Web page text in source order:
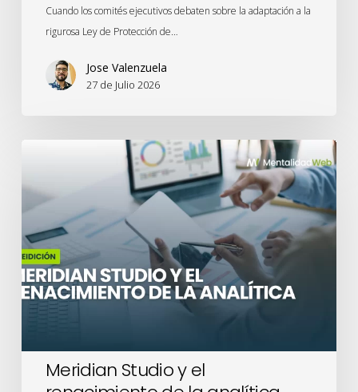
Cuando los comités ejecutivos debaten sobre la adaptación a la
rigurosa Ley de Protección de…
Jose Valenzuela
27 de Julio 2026
y
renacimiento
de
la
analítica
Meridian Studio y el